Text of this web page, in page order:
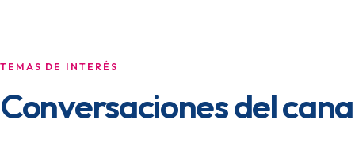
TEMAS DE INTERÉS
Conversaciones del